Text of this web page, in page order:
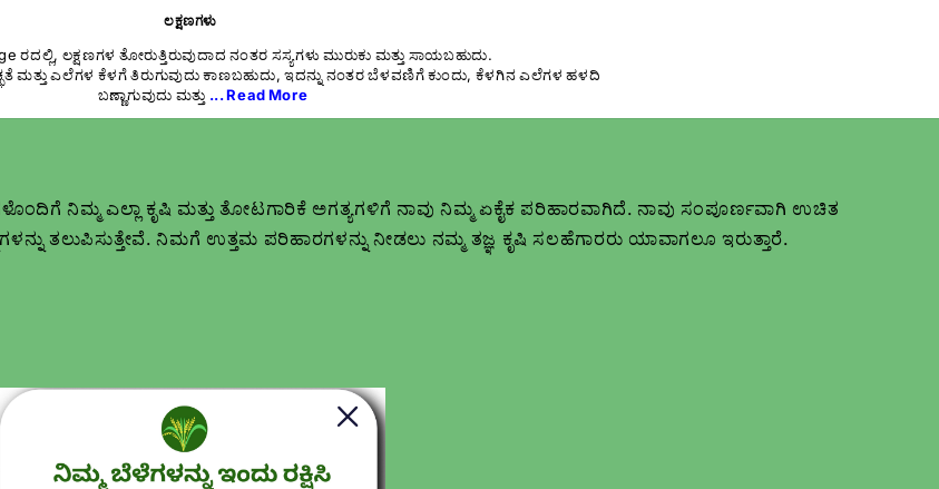
ಲಕ್ಷಣಗಳು
ರದಲ್ಲಿ, ಲಕ್ಷಣಗಳ ತೋರುತ್ತಿರುವುದಾದ ನಂತರ ಸಸ್ಯಗಳು ಮುರುಕು ಮತ್ತು ಸಾಯಬಹುದು.
ಮತ್ತು ಎಲೆಗಳ ಕೆಳಗೆ ತಿರುಗುವುದು ಕಾಣಬಹುದು, ಇದನ್ನು ನಂತರ ಬೆಳವಣಿಗೆ ಕುಂದು, ಕೆಳಗಿನ ಎಲೆಗಳ ಹಳದಿ
ಬಣ್ಣಾಗುವುದು ಮತ್ತು ... Read More
ನಿಮ್ಮ ಎಲ್ಲಾ ಕೃಷಿ ಮತ್ತು ತೋಟಗಾರಿಕೆ ಅಗತ್ಯಗಳಿಗೆ ನಾವು ನಿಮ್ಮ ಏಕೈಕ ಪರಿಹಾರವಾಗಿದೆ. ನಾವು ಸಂಪೂರ್ಣವಾಗಿ ಉಚಿತ
ತಲುಪಿಸುತ್ತೇವೆ. ನಿಮಗೆ ಉತ್ತಮ ಪರಿಹಾರಗಳನ್ನು ನೀಡಲು ನಮ್ಮ ತಜ್ಞ ಕೃಷಿ ಸಲಹೆಗಾರರು ಯಾವಾಗಲೂ ಇರುತ್ತಾರೆ.